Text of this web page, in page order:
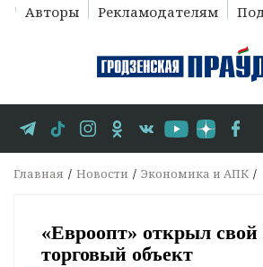
Авторы Рекламодателям
Главная Новости Экономика и АПК
«Евроопт» открыл свой
торговый объект